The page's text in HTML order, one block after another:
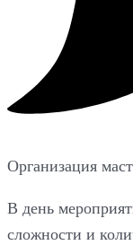
Организация
В день
сложности и